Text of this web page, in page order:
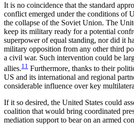
It is no coincidence that the standard
conflict emerged under the con­ditions of
the collapse of the Soviet Union. The
keep its military ready for a potential
superpower of equal standing, nor did it
military opposition from any other third
a civil war. Such inter­vention could be
allies.11 Furthermore, thanks to their
US and its international and regional
considerable influence over key
If it so desired, the United States could
coalition that would bring coordinated
mediation support to bear on an armed